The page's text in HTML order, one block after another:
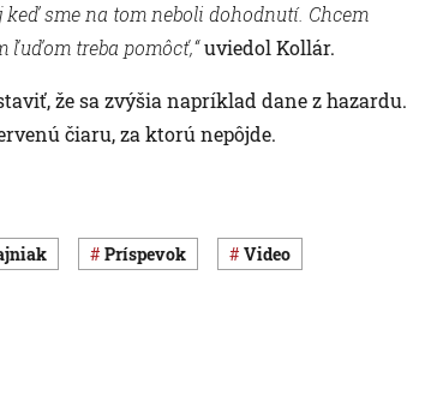
sme na tom neboli dohodnutí. Chcem
ľuďom treba pomôcť,“uviedol Kollár.
že sa zvýšia napríklad dane z hazardu.
čiaru, za ktorú nepôjde.
príspevok Video